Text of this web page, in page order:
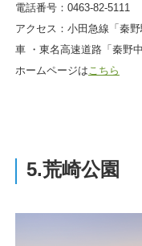
電話番号：0463-82-5111
アクセス：小田急線「秦
車 ・東名高速道路「秦野
ホームページは こちら
5.荒崎公園